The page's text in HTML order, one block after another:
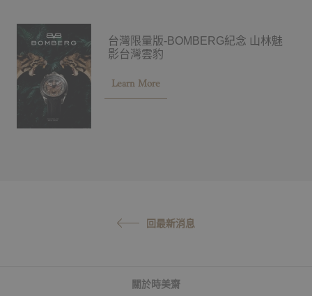
台灣限量版-BOMBERG紀念 山林魅
影台灣雲豹
Learn More
回最新消息
關於時美齋